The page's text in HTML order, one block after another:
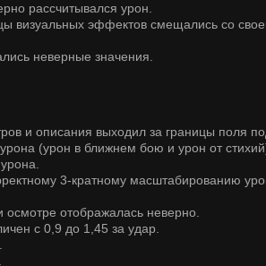
рассчитывался урон.
визуальных эффектов смещались со
неверные значения.
и описания выходил за границы поля
(урон в ближнем бою и урон от
3-кратному масштабированию
отображалась неверно.
с 0,9 до 1,45 за удар.